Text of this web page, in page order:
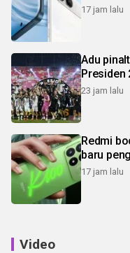
17 jam lalu
Adu
Presiden
23 jam lalu
Redmi
baru
17 jam lalu
Video